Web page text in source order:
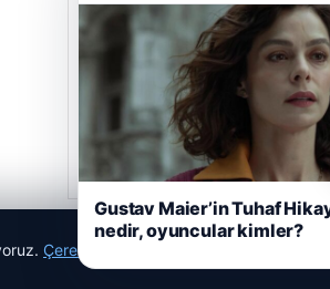
Cengiz Sigorta
Çerez Politikamız
Gustav Maier’in Tuhaf
nedir, oyuncular kimler?